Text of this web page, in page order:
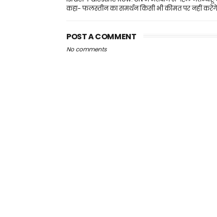
कहा- फलस्तीन का समर्थन किसी भी कीमत पर नहीं करेंगे
POST A COMMENT
No comments